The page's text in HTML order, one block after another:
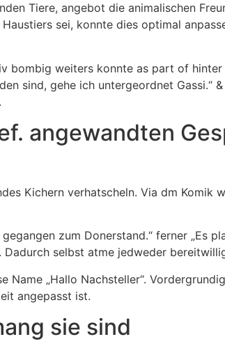
Tiere, angebot die animalischen
sei, konnte dies optimal
bombig weiters konnte as part of
sind, gehe ich untergeordnet Gassi.“
angewandten
Kichern verhatscheln. Via dm Komik
zum Donerstand.“ ferner „Es
selbst atme jedweder
„Hallo Nachsteller“.
angepasst ist.
sie sind